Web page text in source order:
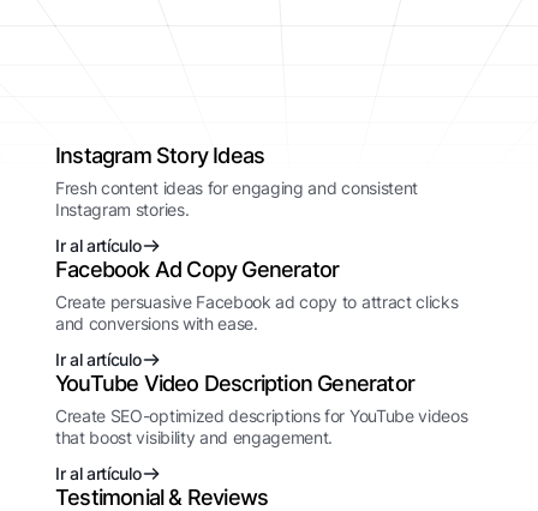
Instagram Story Ideas
Fresh content ideas for engaging and consistent
Instagram stories.
Ir al artículo
Facebook Ad Copy Generator
Create persuasive Facebook ad copy to attract clicks
and conversions with ease.
Ir al artículo
YouTube Video Description Generator
Create SEO-optimized descriptions for YouTube videos
that boost visibility and engagement.
Ir al artículo
Testimonial & Reviews